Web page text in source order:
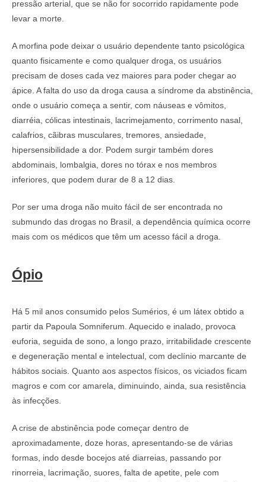
pressão arterial, que se não for socorrido rapidamente pode
levar a morte.
A morfina pode deixar o usuário dependente tanto psicológica
quanto fisicamente e como qualquer droga, os usuários
precisam de doses cada vez maiores para poder chegar ao
ápice. A falta do uso da droga causa a síndrome da abstinência,
onde o usuário começa a sentir, com náuseas e vômitos,
diarréia, cólicas intestinais, lacrimejamento, corrimento nasal,
calafrios, cãibras musculares, tremores, ansiedade,
hipersensibilidade a dor. Podem surgir também dores
abdominais, lombalgia, dores no tórax e nos membros
inferiores, que podem durar de 8 a 12 dias.
Por ser uma droga não muito fácil de ser encontrada no
submundo das drogas no Brasil, a dependência química ocorre
mais com os médicos que têm um acesso fácil a droga.
Ópio
Há 5 mil anos consumido pelos Sumérios, é um látex obtido a
partir da Papoula Somniferum. Aquecido e inalado, provoca
euforia, seguida de sono, a longo prazo, irritabilidade crescente
e degeneração mental e intelectual, com declínio marcante de
hábitos sociais. Quanto aos aspectos físicos, os viciados ficam
magros e com cor amarela, diminuindo, ainda, sua resistência
às infecções.
A crise de abstinência pode começar dentro de
aproximadamente, doze horas, apresentando-se de várias
formas, indo desde bocejos até diarreias, passando por
rinorreia, lacrimação, suores, falta de apetite, pele com